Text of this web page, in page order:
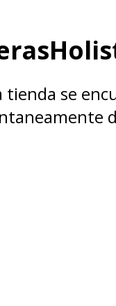
tienda se